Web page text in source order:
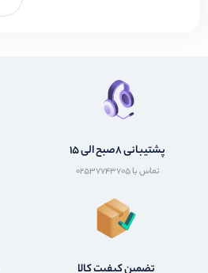
پشتیبانی 8صبح الی 15
تماس با 02537743705